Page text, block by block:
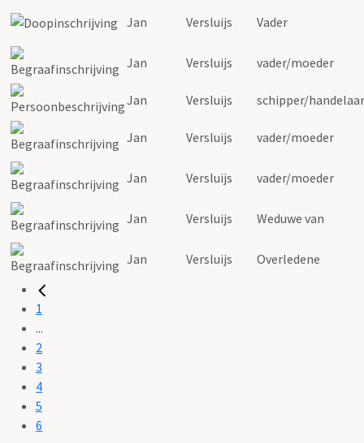
Jan Versluijs Vader
Jan Versluijs vader/moeder
Jan Versluijs schipper/handelaar
Jan Versluijs vader/moeder
Jan Versluijs vader/moeder
Jan Versluijs Weduwe van
Jan Versluijs Overledene
1
...
2
3
4
5
6